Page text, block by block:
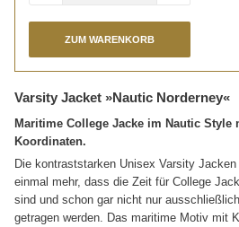
Varsity Jacket »Nautic Norderney«
Maritime College Jacke im Nautic Style
Koordinaten.
Die kontraststarken Unisex Varsity
einmal mehr, dass die Zeit für College
sind und schon gar nicht nur
getragen werden. Das maritime Motiv mit